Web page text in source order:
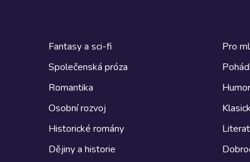
Fantasy a sci-fi
Společenská próza
Romantika
Osobní rozvoj
Historické romány
Dějiny a historie
Pro